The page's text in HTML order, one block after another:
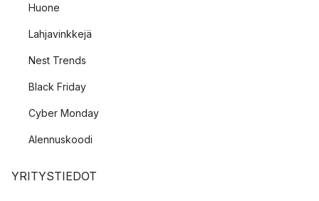
Huone
Lahjavinkkejä
Nest Trends
Black Friday
Cyber Monday
Alennuskoodi
YRITYSTIEDOT